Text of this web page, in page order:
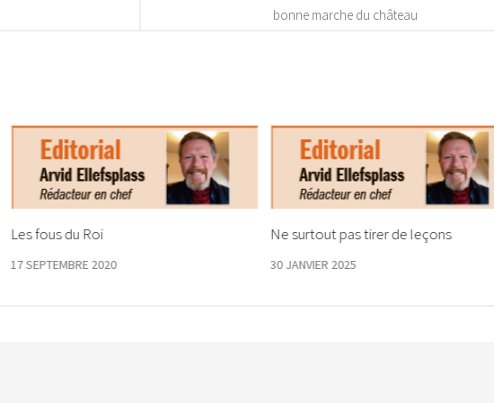
bonne marche du château
Les fous du Roi
17 SEPTEMBRE 2020
Ne surtout pas tirer de leçons
30 JANVIER 2025